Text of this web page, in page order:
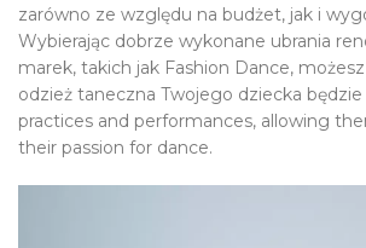
zarówno ze względu na budżet, jak i
Wybierając dobrze wykonane ubrania
marek, takich jak Fashion Dance,
odzież taneczna Twojego dziecka
practices and performances, allowing
their passion for dance.